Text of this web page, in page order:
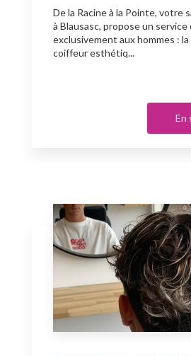
De la Racine à la Pointe, votre
à Blausasc, propose un service
exclusivement aux hommes :
coiffeur esthétiq...
En